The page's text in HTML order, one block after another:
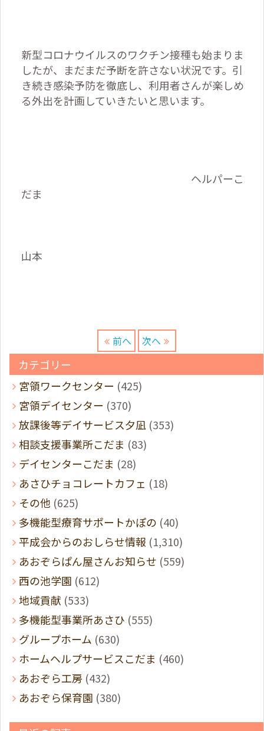
新型コロナウイルスのワクチン接種も始まりま
したが、まだまだ予断を許さない状況です。引
き続き感染予防を徹底し、利用者さんが楽しめ
る外出を計画していきたいと思います。
ヘルパーこ
だま
山本
前へ 次へ
カテゴリー
宮領ワークセンター (425)
宮領デイセンター (370)
放課後等デイサービス夕凪 (353)
相談支援事業所こだま (83)
デイセンターこだま (28)
あさひチョコレートカフェ (18)
その他 (625)
多機能型療育サポートかぽの (40)
平成会からのおしらせ情報 (1,310)
あおぞらぱん屋さんお知らせ (559)
西の池学園 (612)
地域貢献 (533)
多機能型事業所あさひ (555)
グループホーム (630)
ホームヘルプサービスこだま (460)
あおぞら工房 (432)
あおぞら保育園 (380)